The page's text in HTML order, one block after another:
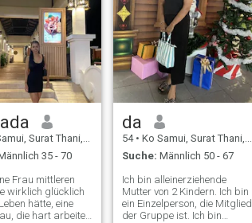
Surat Thani, Thailand
35 - 70
Frau mittleren
wirklich glücklich
hätte, eine
die hart arbeiten
da
54 • Ko Samui, Surat Thani, Thailand
Suche: Männlich 50 - 67
Ich bin alleinerziehende
Mutter von 2 Kindern. Ich bin
ein Einzelperson, die Mitglied
der Gruppe ist. Ich bin